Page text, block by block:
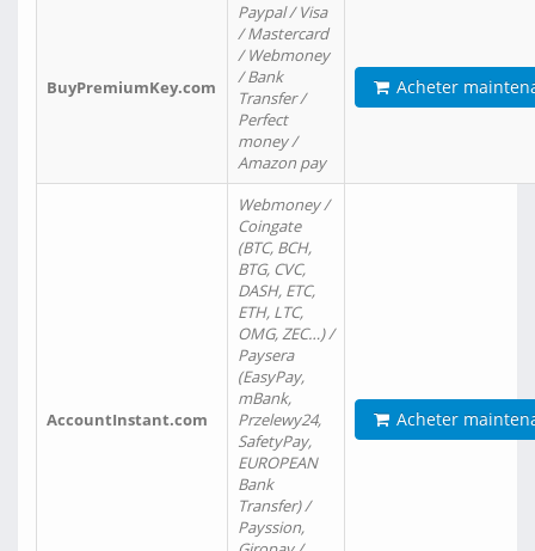
BuyPremiumKey.com
Paypal / Visa
/ Mastercard
/ Webmoney
/ Bank
Transfer /
Perfect
money /
Amazon pay
Acheter
AccountInstant.com
Webmoney /
Coingate
(BTC, BCH,
BTG, CVC,
DASH, ETC,
ETH, LTC,
OMG, ZEC…) /
Paysera
(EasyPay,
mBank,
Przelewy24,
SafetyPay,
EUROPEAN
Bank
Transfer) /
Payssion,
Acheter